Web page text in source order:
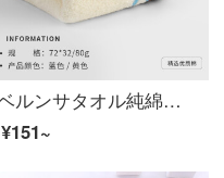
ベルンサタオル純綿洗顔家庭用男女カラーストライプ大人用タオルセットお風呂で吸水できます。柔らかさと柔らかさを厳選しました。【青＋黄】
¥151~